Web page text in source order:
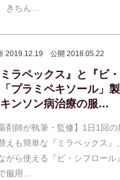
きちん…
2019.12.19 公開 2018.05.22
ミラペックス』と『ビ
「プラミペキソール」
ンソン病治療の服…
薬剤師が執筆・監修】1日1回
えも簡単な『ミラペックス
がら使える『ビ・シフロー
服用…